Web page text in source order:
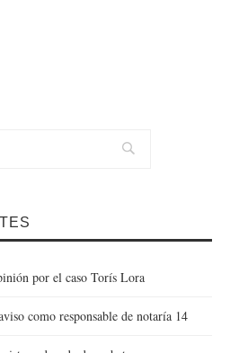
por el caso Torís Lora
como responsable de notaría 14